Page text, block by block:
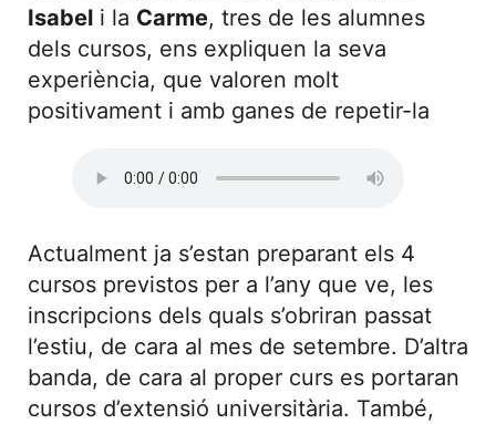
Isabel i la Carme, tres de les alumnes
dels cursos, ens expliquen la seva
experiència, que valoren molt
positivament i amb ganes de repetir-la
Actualment ja s’estan preparant els 4
cursos previstos per a l’any que ve, les
inscripcions dels quals s’obriran passat
l’estiu, de cara al mes de setembre. D’altra
banda, de cara al proper curs es portaran
cursos d’extensió universitària. També,